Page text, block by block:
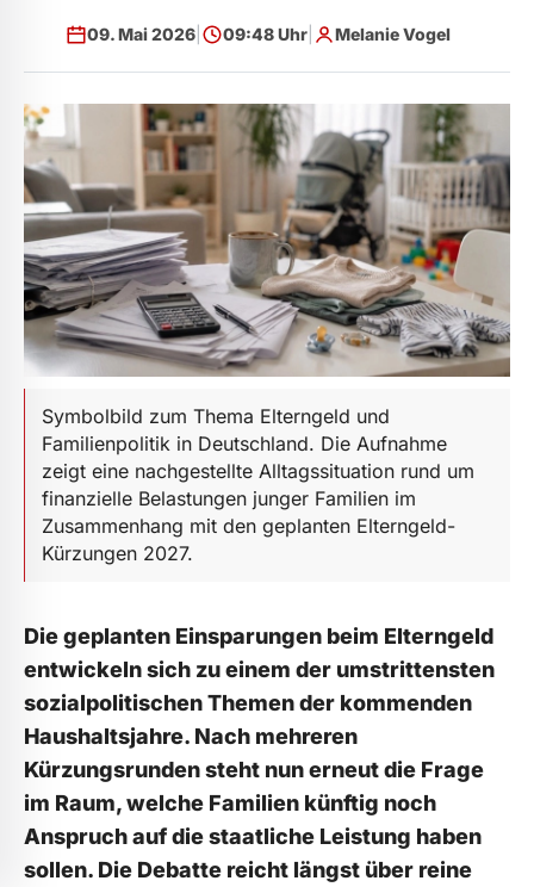
09. Mai 2026 09:48 Uhr Melanie Vogel
Symbolbild zum Thema Elterngeld und
Familienpolitik in Deutschland. Die Aufnahme
zeigt eine nachgestellte Alltagssituation rund um
finanzielle Belastungen junger Familien im
Zusammenhang mit den geplanten Elterngeld-
Kürzungen 2027.
Die geplanten Einsparungen beim Elterngeld
entwickeln sich zu einem der umstrittensten
sozialpolitischen Themen der kommenden
Haushaltsjahre. Nach mehreren
Kürzungsrunden steht nun erneut die Frage
im Raum, welche Familien künftig noch
Anspruch auf die staatliche Leistung haben
sollen. Die Debatte reicht längst über reine